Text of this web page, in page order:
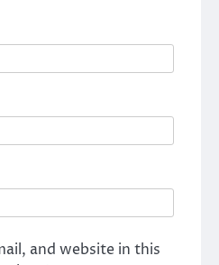
and website in this